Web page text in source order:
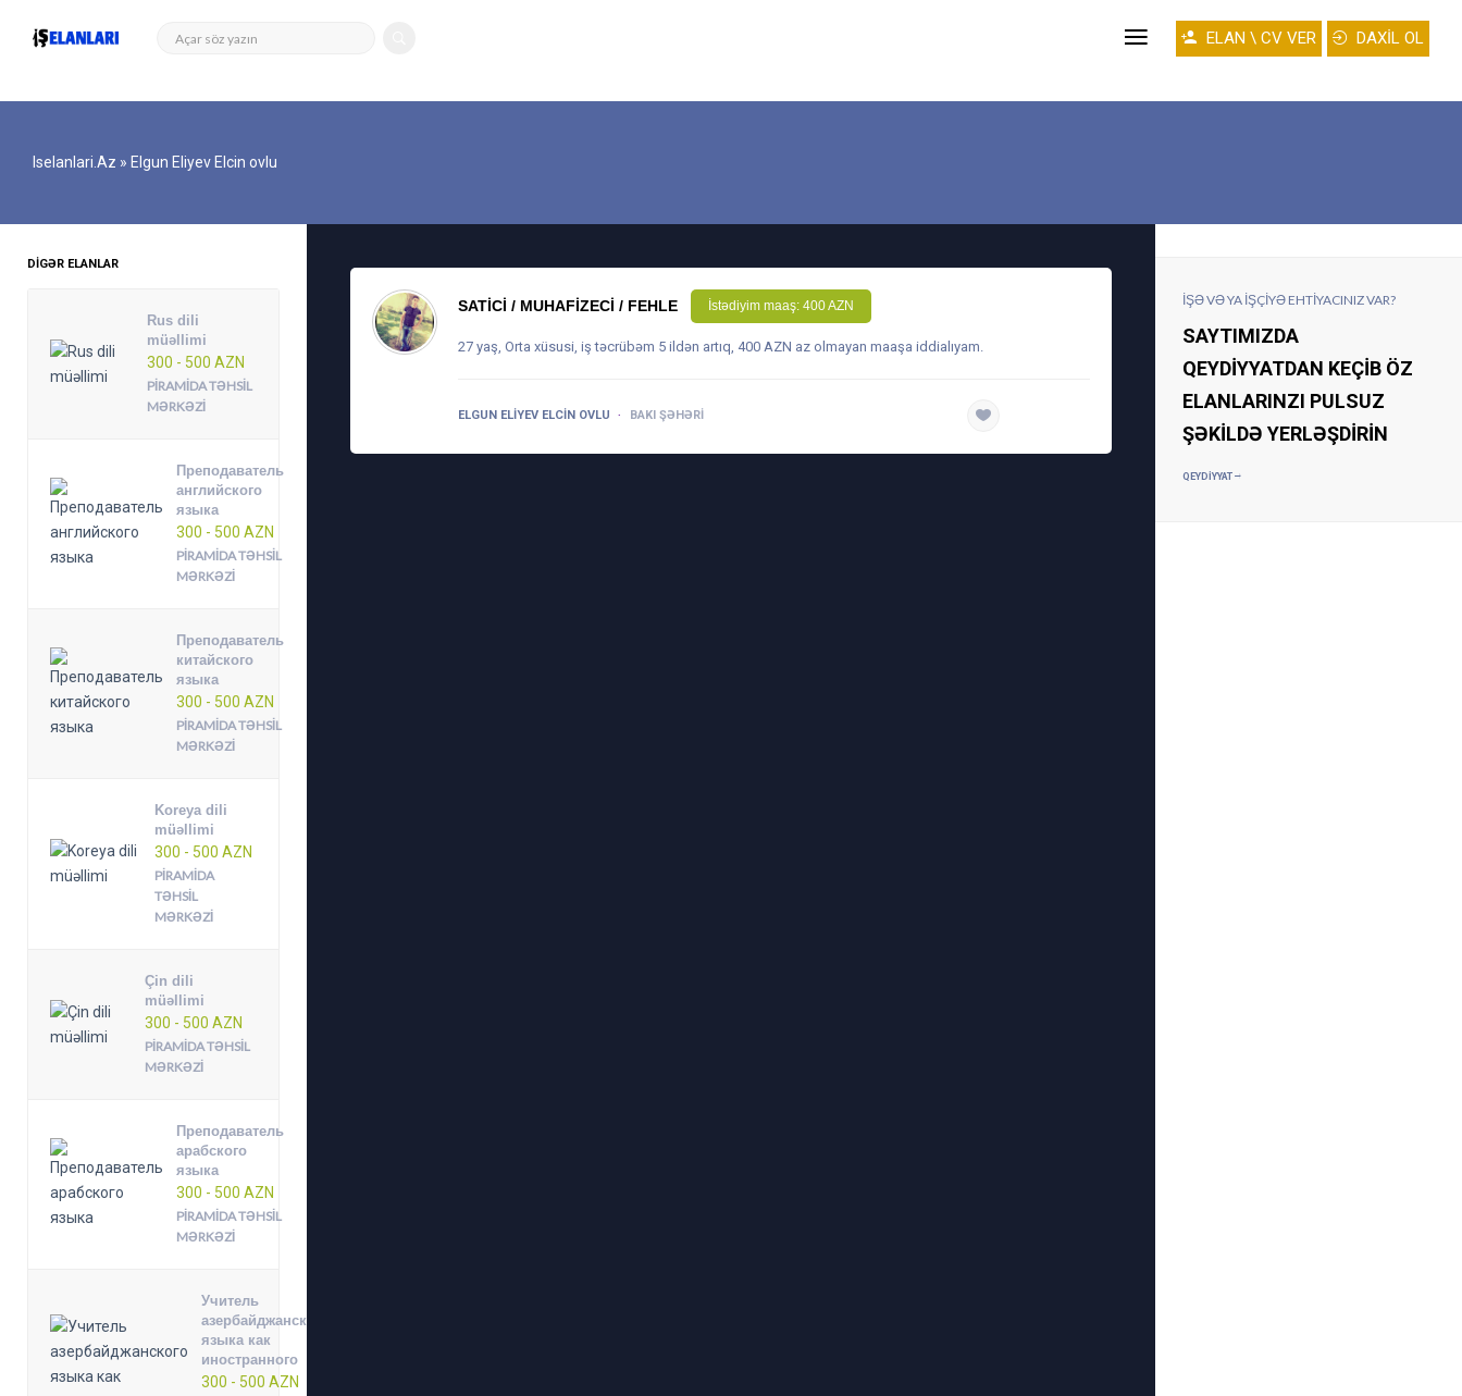
ELAN \ CV VER DAXİL OL
Iselanlari.az » Elgun Eliyev Elcin ovlu
DIGƏR ELANLAR
Rus dili
müəllimi
300 - 500 AZN
PIRAMIDA TƏHSIL
MƏRKƏZI
Преподаватель
английского
языка
300 - 500 AZN
PIRAMIDA TƏHSIL
MƏRKƏZI
Преподаватель
китайского
языка
300 - 500 AZN
PIRAMIDA TƏHSIL
MƏRKƏZI
Koreya dili
müəllimi
300 - 500 AZN
PIRAMIDA
TƏHSIL
MƏRKƏZI
Çin dili
müəllimi
300 - 500 AZN
PIRAMIDA TƏHSIL
MƏRKƏZI
Преподаватель
арабского
языка
300 - 500 AZN
PIRAMIDA TƏHSIL
MƏRKƏZI
Учитель
азербайджанского
языка как
иностранного
300 - 500 AZN
SATICI / MUHAFIZECI / FEHLE İstədiyim maaş: 400 AZN
27 yaş, Orta xüsusi, iş təcrübəm 5 ildən artıq, 400 AZN az olmayan maaşa iddialıyam.
ELGUN ELIYEV ELCIN OVLU BAKI ŞƏHƏRI
İŞƏ VƏ YA IŞÇIYƏ EHTIYACINIZ VAR?
SAYTIMIZDA
QEYDIYYATDAN KEÇIB ÖZ
ELANLARINZI PULSUZ
ŞƏKILDƏ YERLƏŞDIRIN
QEYDIYYAT